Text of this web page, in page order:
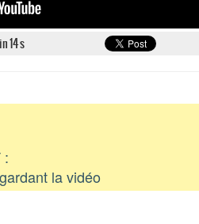
14 s
:
la vidéo